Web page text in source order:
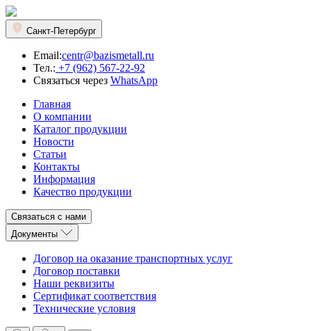
Санкт-Петербург
Email:centr@bazismetall.ru
Тел.: +7 (962) 567-22-92
Связаться через WhatsApp
Главная
О компании
Каталог продукции
Новости
Статьи
Контакты
Информация
Качество продукции
Связаться с нами
Документы
Договор на оказание транспортных услуг
Договор поставки
Наши реквизиты
Сертификат соответствия
Технические условия